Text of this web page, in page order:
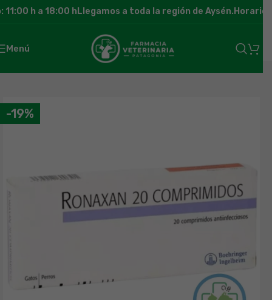
h a 18:00 h Llegamos a toda la región de Aysén.Horario
Menú
-19%